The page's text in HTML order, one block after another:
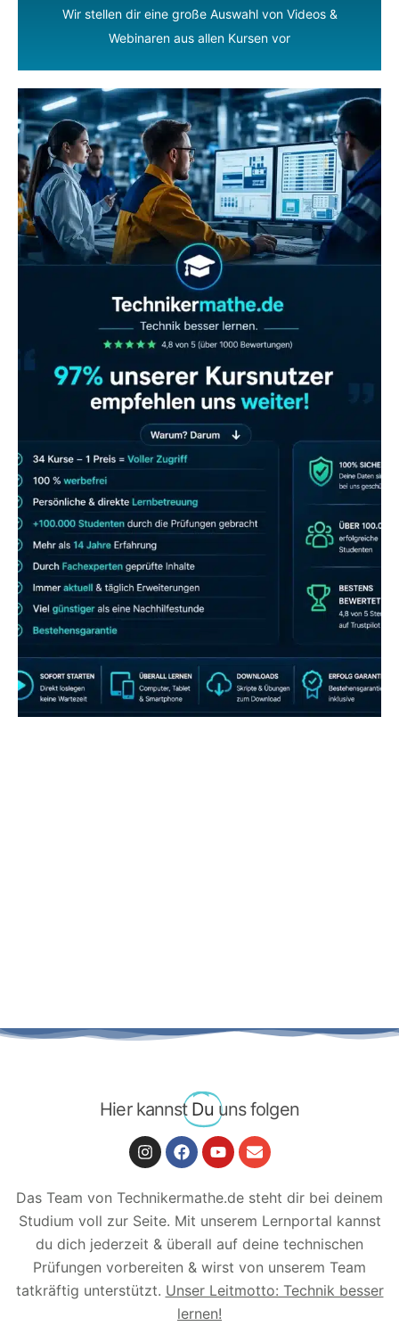
Wir stellen dir eine große Auswahl von Videos &
Webinaren aus allen Kursen vor
LERNEN
Hier kannst Du uns folgen
Das Team von Technikermathe.de steht dir bei deinem
Studium voll zur Seite. Mit unserem Lernportal kannst
du dich jederzeit & überall auf deine technischen
Prüfungen vorbereiten & wirst von unserem Team
tatkräftig unterstützt. Unser Leitmotto: Technik besser
lernen!